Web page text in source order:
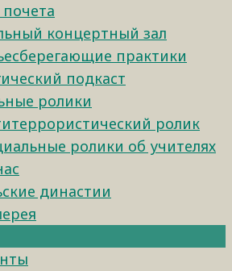
почета
концертный зал
практики
подкаст
ролики
ролик
ролики об учителях
династии